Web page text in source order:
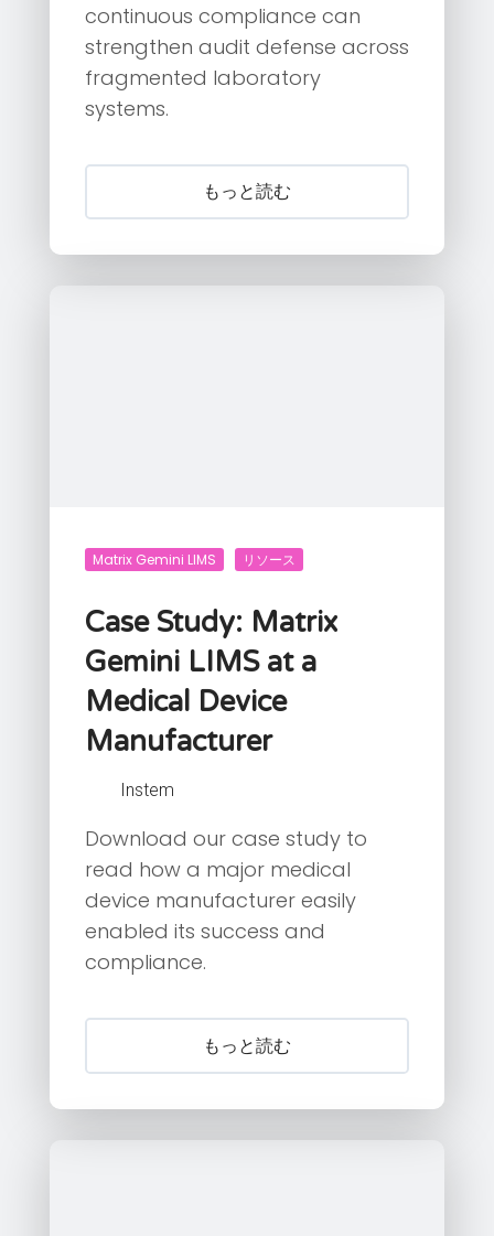
continuous compliance can
strengthen audit defense across
fragmented laboratory
systems.
もっと読む
Matrix Gemini LIMS リソース
Case Study: Matrix
Gemini LIMS at a
Medical Device
Manufacturer
Instem
Download our case study to
read how a major medical
device manufacturer easily
enabled its success and
compliance.
もっと読む